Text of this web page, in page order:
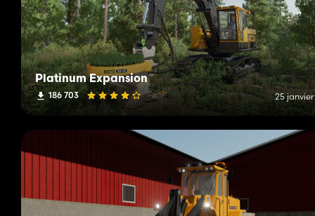
Platinum Expansion
186 703 25